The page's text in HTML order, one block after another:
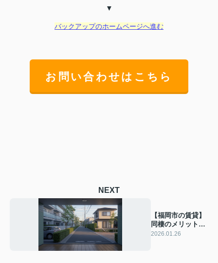
▼
バックアップのホームページへ進む
お問い合わせはこちら
NEXT
【福岡市の賃貸】
同棲のメリット
は？デメリットや
2026.01.26